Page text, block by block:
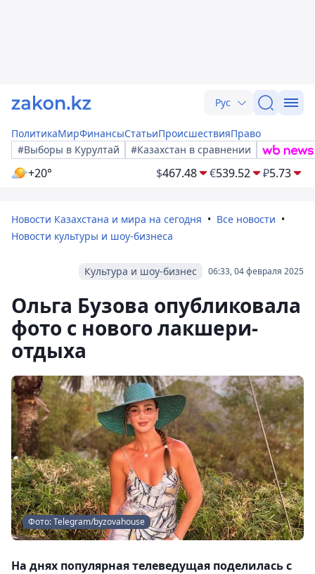
Рус
ПолитикаМирФинансыСтатьиПроисшествияПраво
#Выборы в Курултай
#Казахстан в сравнении
+20° $467.48 €539.52 ₽5.73
Новости Казахстана и мира на сегодня
Все новости
Новости культуры и шоу-бизнеса
06:33, 04 февраля 2025
Культура и шоу-бизнес
Ольга Бузова опубликовала
фото с нового лакшери-
отдыха
Фото: Telegram/byzovahouse
На днях популярная телеведущая поделилась с